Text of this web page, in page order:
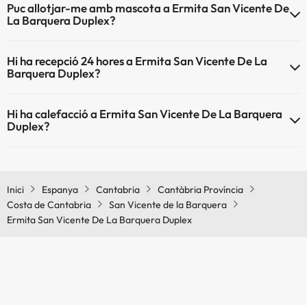
Puc allotjar-me amb mascota a Ermita San Vicente De
La Barquera Duplex?
Hi ha recepció 24 hores a Ermita San Vicente De La
Barquera Duplex?
Hi ha calefacció a Ermita San Vicente De La Barquera
Duplex?
Inici
Espanya Cantabria
Cantàbria Província
Costa de Cantabria
San Vicente de la Barquera
Ermita San Vicente De La Barquera Duplex